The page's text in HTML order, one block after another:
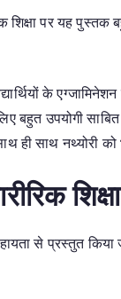
शिक्षा पर यह
के
बहुत उपयोगी
साथ नथ्योरी को
से प्रस्तुत